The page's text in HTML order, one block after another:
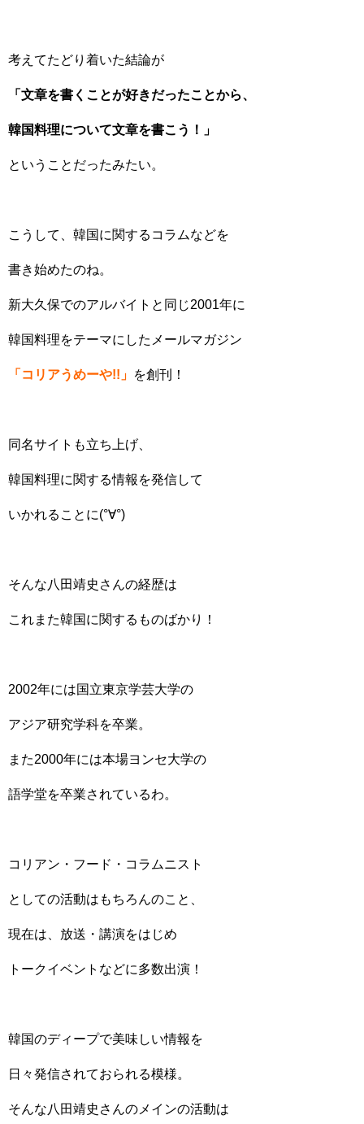
考えてたどり着いた結論が
「文章を書くことが好きだったことから、
韓国料理について文章を書こう！」
ということだったみたい。
こうして、韓国に関するコラムなどを
書き始めたのね。
新大久保でのアルバイトと同じ2001年に
韓国料理をテーマにしたメールマガジン
「コリアうめーや!!」 を創刊！
同名サイトも立ち上げ、
韓国料理に関する情報を発信して
いかれることに(°∀°)
そんな八田靖史さんの経歴は
これまた韓国に関するものばかり！
2002年には国立東京学芸大学の
アジア研究学科を卒業。
また2000年には本場ヨンセ大学の
語学堂を卒業されているわ。
コリアン・フード・コラムニスト
としての活動はもちろんのこと、
現在は、放送・講演をはじめ
トークイベントなどに多数出演！
韓国のディープで美味しい情報を
日々発信されておられる模様。
そんな八田靖史さんのメインの活動は